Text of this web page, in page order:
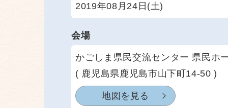
2019年08月24日(土)
会場
かごしま県民交流センター 県民ホ
( 鹿児島県鹿児島市山下町14-50 )
地図を見る